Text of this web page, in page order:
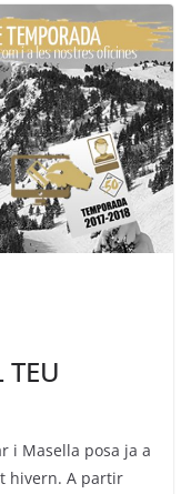
TEU
i Masella posa ja a
hivern. A partir